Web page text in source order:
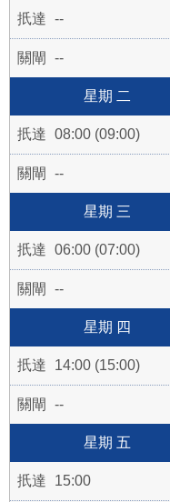
--
--
二
08:00 (09:00)
--
三
06:00 (07:00)
--
四
14:00 (15:00)
--
五
15:00